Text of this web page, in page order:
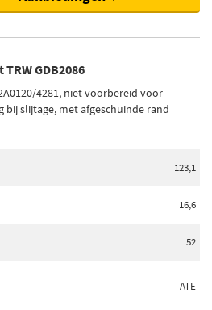
GDB2086
4281, niet voorbereid voor
bij slijtage, met afgeschuinde rand
123,1
16,6
52
ATE